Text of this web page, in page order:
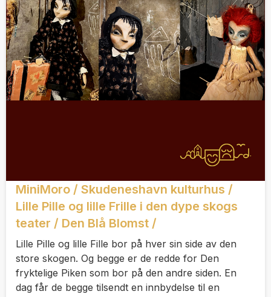
MiniMoro / Skudeneshavn kulturhus /
Lille Pille og lille Frille i den dype skogs
teater / Den Blå Blomst /
Lille Pille og lille Fille bor på hver sin side av den
store skogen. Og begge er de redde for Den
fryktelige Piken som bor på den andre siden. En
dag får de begge tilsendt en innbydelse til en